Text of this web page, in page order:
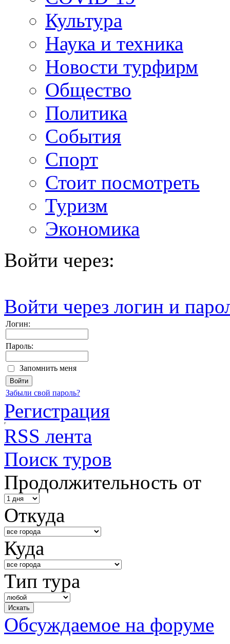
Культура
Наука и техника
Новости турфирм
Общество
Политика
События
Спорт
Стоит посмотреть
Туризм
Экономика
Войти через:
Войти через логин и
Логин:
Пароль:
Запомнить меня
Забыли свой пароль?
Регистрация
RSS лента
Поиск туров
Продолжительность от
Откуда
Куда
Тип тура
Обсуждаемое на форуме